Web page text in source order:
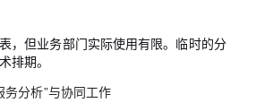
，但业务部门实际使用有限。临时的分
排期。
务分析”与协同工作